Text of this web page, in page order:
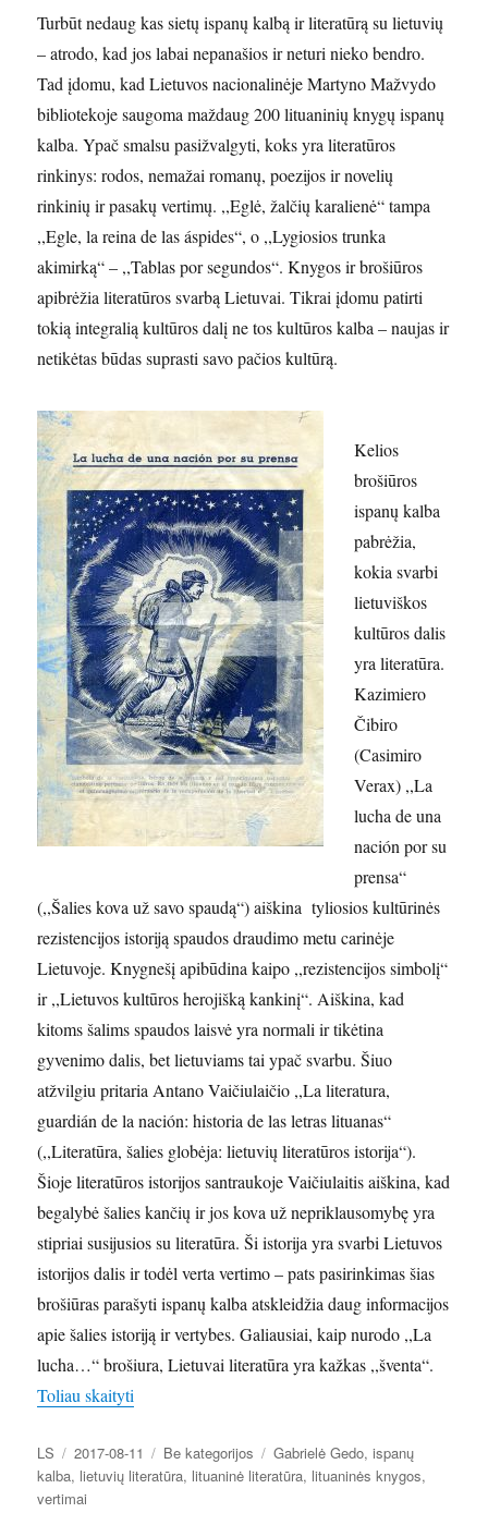
Turbūt nedaug kas sietų ispanų kalbą ir literatūrą su lietuvių
– atrodo, kad jos labai nepanašios ir neturi nieko bendro.
Tad įdomu, kad Lietuvos nacionalinėje Martyno Mažvydo
bibliotekoje saugoma maždaug 200 lituaninių knygų ispanų
kalba. Ypač smalsu pasižvalgyti, koks yra literatūros
rinkinys: rodos, nemažai romanų, poezijos ir novelių
rinkinių ir pasakų vertimų. ,,Eglė, žalčių karalienė“ tampa
,,Egle, la reina de las áspides“, o ,,Lygiosios trunka
akimirką“ – ,,Tablas por segundos“. Knygos ir brošiūros
apibrėžia literatūros svarbą Lietuvai. Tikrai įdomu patirti
tokią integralią kultūros dalį ne tos kultūros kalba – naujas ir
netikėtas būdas suprasti savo pačios kultūrą.
Kelios
brošiūros
ispanų kalba
pabrėžia,
kokia svarbi
lietuviškos
kultūros dalis
yra literatūra.
Kazimiero
Čibiro
(Casimiro
Verax) ,,La
lucha de una
nación por su
prensa“
(,,Šalies kova už savo spaudą“) aiškina tyliosios kultūrinės
rezistencijos istoriją spaudos draudimo metu carinėje
Lietuvoje. Knygnešį apibūdina kaipo ,,rezistencijos simbolį“
ir ,,Lietuvos kultūros herojišką kankinį“. Aiškina, kad
kitoms šalims spaudos laisvė yra normali ir tikėtina
gyvenimo dalis, bet lietuviams tai ypač svarbu. Šiuo
atžvilgiu pritaria Antano Vaičiulaičio ,,La literatura,
guardián de la nación: historia de las letras lituanas“
(,,Literatūra, šalies globėja: lietuvių literatūros istorija“).
Šioje literatūros istorijos santraukoje Vaičiulaitis aiškina, kad
begalybė šalies kančių ir jos kova už nepriklausomybę yra
stipriai susijusios su literatūra. Ši istorija yra svarbi Lietuvos
istorijos dalis ir todėl verta vertimo – pats pasirinkimas šias
brošiūras parašyti ispanų kalba atskleidžia daug informacijos
apie šalies istoriją ir vertybes. Galiausiai, kaip nurodo ,,La
lucha…“ brošiura, Lietuvai literatūra yra kažkas ,,šventa“.
Toliau skaityti
Autorius
LS Paskelbta
2017-08-11 Kategorijos
Be kategorijos Žymos
Gabrielė Gedo,ispanų
kalba, lietuvių literatūra, lituaninė literatūra, lituaninės knygos,
vertimai